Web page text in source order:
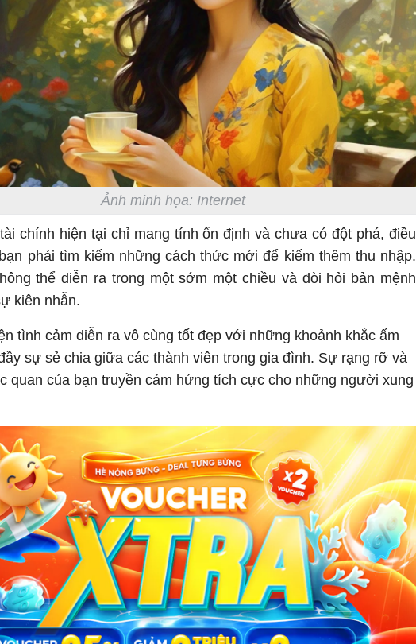
Ảnh minh họa: Internet
chính hiện tại chỉ mang tính ổn định và chưa có đột phá, điều
phải tìm kiếm những cách thức mới để kiếm thêm thu nhập.
thể diễn ra trong một sớm một chiều và đòi hỏi bản mệnh
kiên nhẫn.
tình cảm diễn ra vô cùng tốt đẹp với những khoảnh khắc ấm
sự sẻ chia giữa các thành viên trong gia đình. Sự rạng rỡ và
quan của bạn truyền cảm hứng tích cực cho những người xung